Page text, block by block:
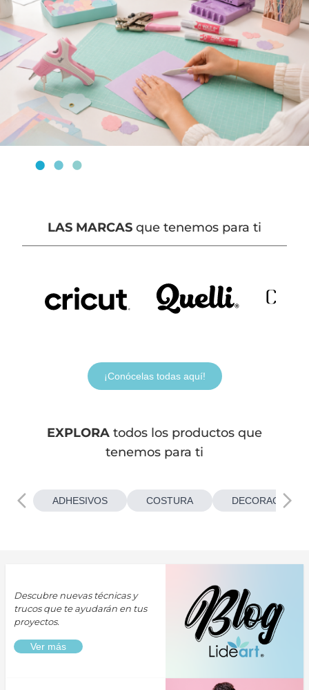
LAS MARCAS que tenemos para ti
¡Conócelas todas aquí!
EXPLORA todos los productos que
tenemos para ti
ADHESIVOS COSTURA
Descubre nuevas técnicas y
trucos que te ayudarán en tus
proyectos.
Ver más